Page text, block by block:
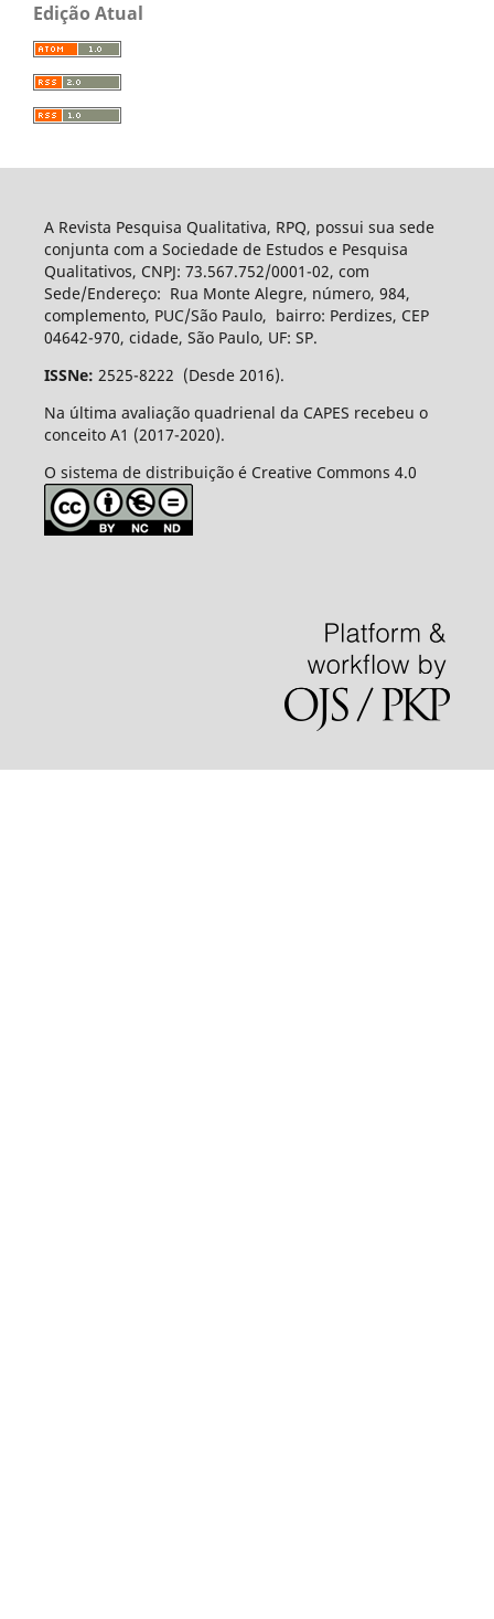
Edição Atual
A Revista Pesquisa Qualitativa, RPQ, possui sua sede
conjunta com a Sociedade de Estudos e Pesquisa
Qualitativos, CNPJ: 73.567.752/0001-02, com
Sede/Endereço: Rua Monte Alegre, número, 984,
complemento, PUC/São Paulo, bairro: Perdizes, CEP
04642-970, cidade, São Paulo, UF: SP.
ISSNe: 2525-8222 (Desde 2016).
Na última avaliação quadrienal da CAPES recebeu o
conceito A1 (2017-2020).
O sistema de distribuição é Creative Commons 4.0